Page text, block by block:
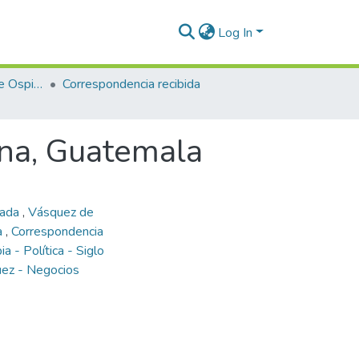
Log In
Enriqueta Vásquez de Ospina
Correspondencia recibida
Guatemala
, Vásquez de
, Correspondencia
- Política - Siglo
- Negocios